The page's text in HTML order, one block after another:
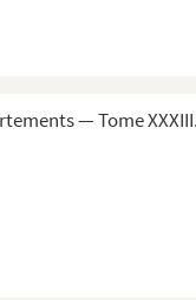
— Tome